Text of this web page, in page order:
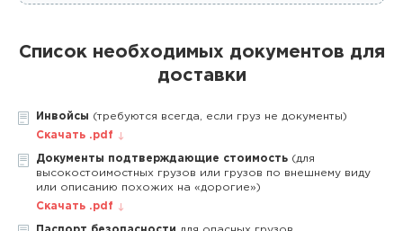
Список необходимых документов для
доставки
Инвойсы (требуются всегда, если груз не документы)
Скачать .pdf
Документы подтверждающие стоимость (для
высокостоимостных грузов или грузов по внешнему виду
или описанию похожих на «дорогие»)
Скачать .pdf